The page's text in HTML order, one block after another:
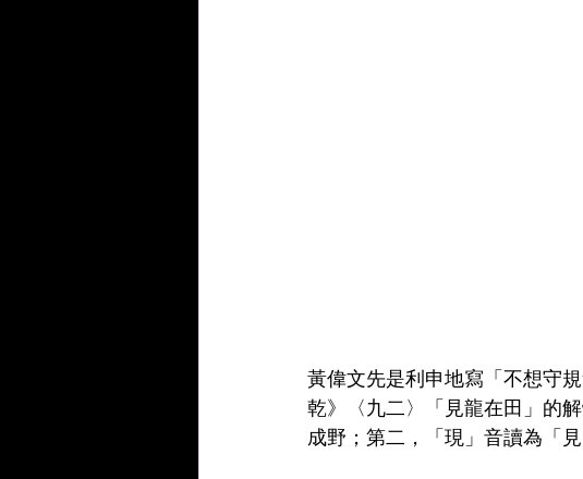
黃偉文先是利申地寫「不想守
乾》〈九二〉「見龍在田」的
成野；第二，「現」音讀為「見